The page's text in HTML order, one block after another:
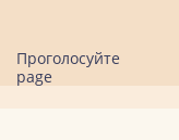
Проголосуйте
page